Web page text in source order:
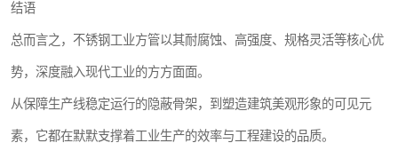
结语
总而言之，不锈钢工业方管以其耐腐蚀、高强度、规格灵活等核心优
势，深度融入现代工业的方方面面。
从保障生产线稳定运行的隐蔽骨架，到塑造建筑美观形象的可见元
素，它都在默默支撑着工业生产的效率与工程建设的品质。